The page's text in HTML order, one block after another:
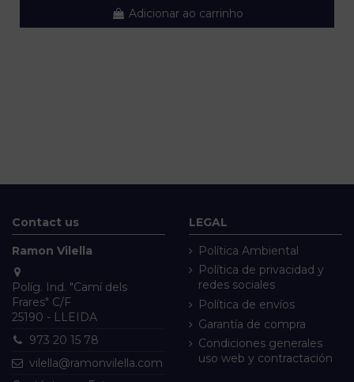
Adicionar ao carrinho
Contact us
Ramon Vilella
Políg. Ind. "Camí dels
Frares" C/F
25190 - LLEIDA
973 20 15 78
vilella@ramonvilella.com
LEGAL
Política Ambiental
Política de privacidad y
redes sociales
Política de envíos
Garantía de compra
Condiciones generales
uso web y contractación